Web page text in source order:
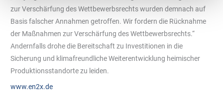
zur Verschärfung des Wettbewerbsrechts wurden demnach auf
Basis falscher Annahmen getroffen. Wir fordern die Rücknahme
der Maßnahmen zur Verschärfung des Wettbewerbsrechts.“
Andernfalls drohe die Bereitschaft zu Investitionen in die
Sicherung und klimafreundliche Weiterentwicklung heimischer
Produktionsstandorte zu leiden.
www.en2x.de